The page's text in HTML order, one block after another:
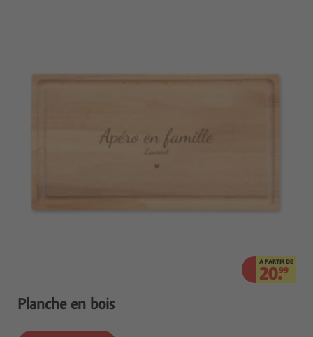
À PARTIR DE
20.99
Planche en bois